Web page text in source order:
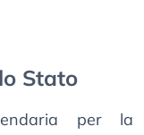
Stato
per la